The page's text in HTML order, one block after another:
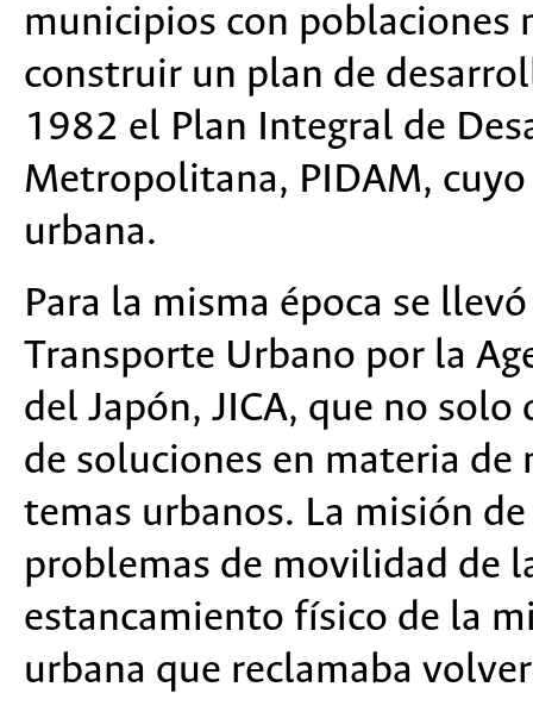
municipios con poblaciones
construir un plan de
1982 el Plan Integral de
Metropolitana, PIDAM,
urbana.
Para la misma época se
Transporte Urbano por la
del Japón, JICA, que no
de soluciones en materia
temas urbanos. La misión
problemas de movilidad de
estancamiento físico de la
urbana que reclamaba